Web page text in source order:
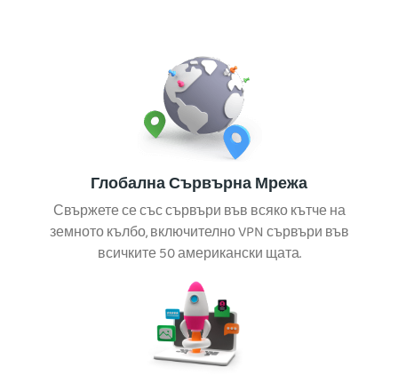
Глобална Сървърна Мрежа
Свържете се със сървъри във всяко кътче на
земното кълбо, включително VPN сървъри във
всичките 50 американски щата.